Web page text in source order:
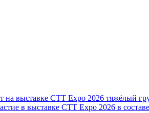
на выставке CTT Expo 2026 тяжёлый
в выставке CTT Expo 2026 в